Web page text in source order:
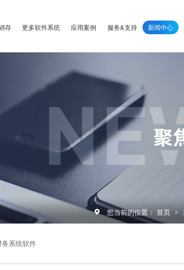
存 更多软件系统 应用案例 服务&支持 新闻中心
您当前的位置： 首页 >
务系统软件